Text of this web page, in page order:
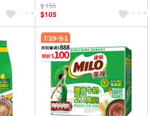
$ 155
$105